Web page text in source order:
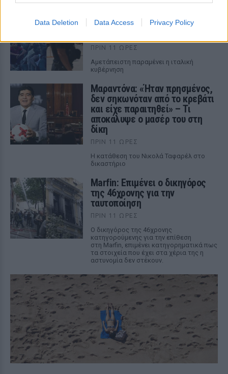
Data Deletion Data Access Privacy Policy
Η απάντηση της Ιταλίας στην
ΠΡΙΝ 11 ΏΡΕΣ
Αμετάπειστη παραμένει η ιταλική
κυβέρνηση
Μαραντόνα: «Ήταν πρησμένος,
δεν σηκωνόταν από το κρεβάτι
και είχε παραιτηθεί» – Τι
αποκάλυψε ο μασέρ του στη
δίκη
ΠΡΙΝ 11 ΏΡΕΣ
Η κατάθεση του Νικολά Ταφαρέλ στο
δικαστήριο
Marfin: Επιμένει ο δικηγόρος
της 46χρονης για την
ταυτοποίηση
ΠΡΙΝ 11 ΏΡΕΣ
Ο δικηγόρος της 46χρονης
κατηγορούμενης για την επίθεση
στη Marfin, επιμένει κατηγορηματικά πως
τα στοιχεία που έχει στα χέρια της η
αστυνομία δεν στέκουν.